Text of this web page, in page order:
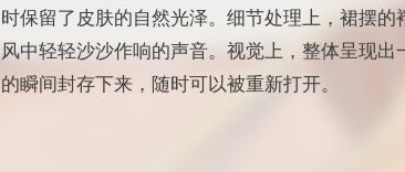
时保留了皮肤的自然光泽。细节处理上，裙摆
风中轻轻沙沙作响的声音。视觉上，整体呈现
的瞬间封存下来，随时可以被重新打开。